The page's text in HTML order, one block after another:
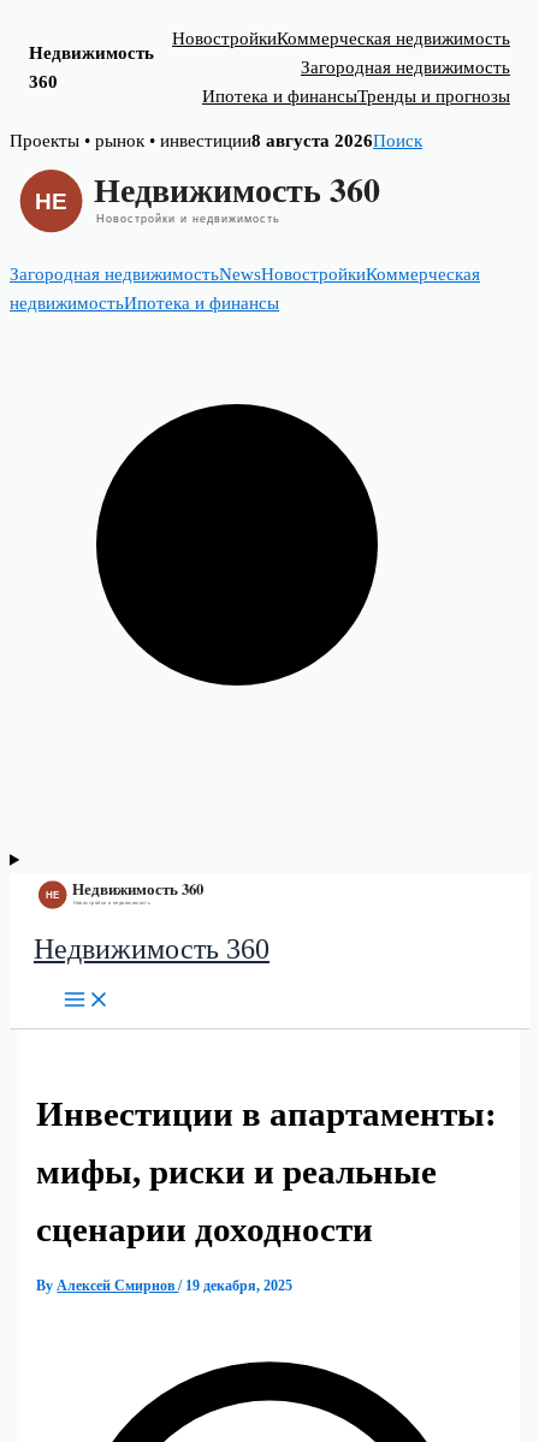
Недвижимость
360
НовостройкиКоммерческая недвижимость
Загородная недвижимость
Ипотека и финансыТренды и прогнозы
Skip
content
Проекты • рынок • инвестиции8 августа 2026Поиск
Загородная недвижимостьNewsНовостройкиКоммерческая
недвижимостьИпотека и финансы
Недвижимость 360
Инвестиции в апартаменты:
мифы, риски и реальные
сценарии доходности
ByАлексей Смирнов/ 19 декабря, 2025